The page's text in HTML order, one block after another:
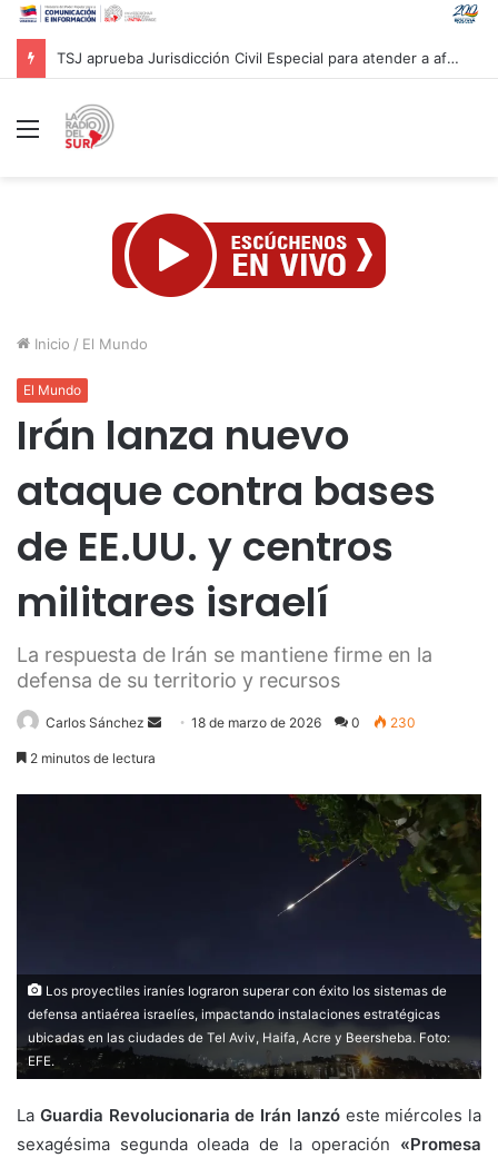
Lamentan salida de Chile del Movimiento de Países No Alineados
Menú
Inicio / El Mundo
El Mundo
Irán lanza nuevo
ataque contra bases
de EE.UU. y centros
militares israelí
La respuesta de Irán se mantiene firme en la
defensa de su territorio y recursos
Carlos Sánchez
Send18 de marzo de 2026 0 230
2 minutos de lectura
Los proyectiles iraníes lograron superar con éxito los sistemas de
defensa antiaérea israelíes, impactando instalaciones estratégicas
ubicadas en las ciudades de Tel Aviv, Haifa, Acre y Beersheba. Foto:
EFE.
La Guardia Revolucionaria de Irán lanzóeste miércoles la
sexagésima segunda oleada de la operación «Promesa